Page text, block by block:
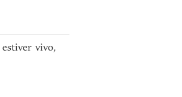
estiver vivo,